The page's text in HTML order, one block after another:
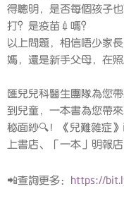
得聰明，是否每個孩子
打？是疫苗💉嗎？
以上問題，相信唔少家
媽，還是新手父母，在
匯兒兒科醫生團隊為您
到兒童，一本書為您帶
秘面紗🔍！《兒難雜症
上書店、「一本」明報
📲查詢更多： https://